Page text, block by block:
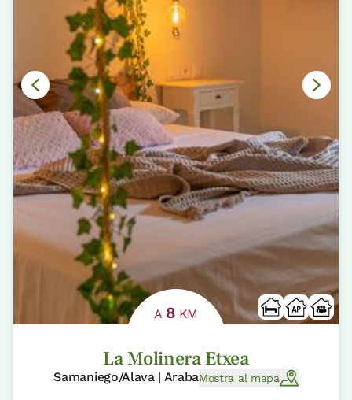
A 8 KM
La Molinera Etxea
Samaniego/Alava | ArabaMostra al mapa